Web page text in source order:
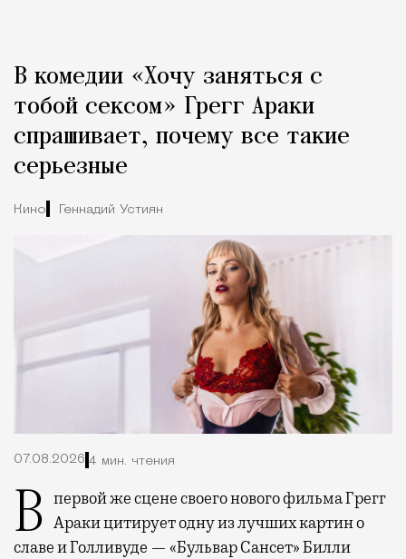
В комедии «Хочу заняться с
тобой сексом» Грегг Араки
спрашивает, почему все такие
серьезные
Кино Геннадий Устиян
07.08.2026 4 мин. чтения
В первой же сцене своего нового фильма Грегг Араки цитирует одну из лучших картин о
славе и Голливуде — «Бульвар Сансет» Билли